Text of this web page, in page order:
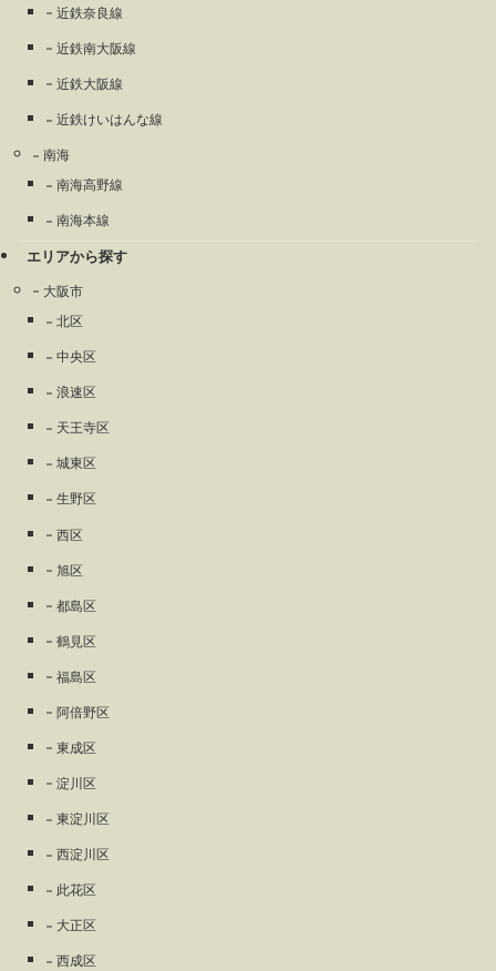
近鉄奈良線
近鉄南大阪線
近鉄大阪線
近鉄けいはんな線
南海
南海高野線
南海本線
エリアから探す
大阪市
北区
中央区
浪速区
天王寺区
城東区
生野区
西区
旭区
都島区
鶴見区
福島区
阿倍野区
東成区
淀川区
東淀川区
西淀川区
此花区
大正区
西成区